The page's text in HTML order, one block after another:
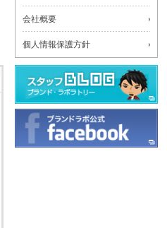
会社概要
個人情報保護方針